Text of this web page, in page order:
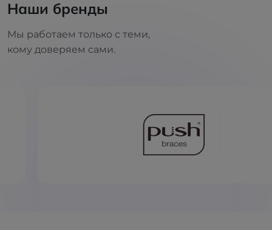
Наши бренды
Мы работаем только с теми,
кому доверяем сами.